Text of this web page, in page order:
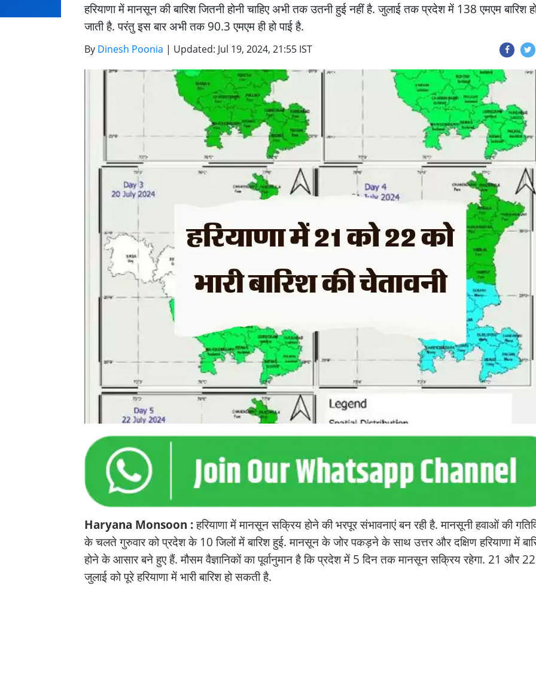
हरियाणा में मानसून की बारिश जितनी होनी चाहिए अभी तक उतनी हुई नहीं है. जुलाई तक प्रदेश में 138 एमएम बारिश
जाती है. परंतु इस बार अभी तक 90.3 एमएम ही हो पाई है.
By Dinesh Poonia | Updated: Jul 19, 2024, 21:55 IST
Haryana Monsoon :हरियाणा में मानसून सक्रिय होने की भरपूर संभावनाएं बन रही है. मानसूनी हवाओं की
के चलते गुरुवार को प्रदेश के 10 जिलों में बारिश हुई. मानसून के जोर पकड़ने के साथ उत्तर और दक्षिण हरियाणा में
होने के आसार बने हुए हैं. मौसम वैज्ञानिकों का पूर्वानुमान है कि प्रदेश में 5 दिन तक मानसून सक्रिय रहेगा. 21 और 22
जुलाई को पूरे हरियाणा में भारी बारिश हो सकती है.